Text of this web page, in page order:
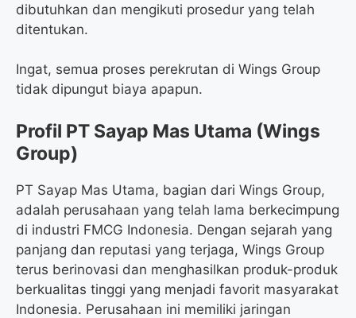
dibutuhkan dan mengikuti prosedur yang telah
ditentukan.
Ingat, semua proses perekrutan di Wings Group
tidak dipungut biaya apapun.
Profil PT Sayap Mas Utama (Wings
Group)
PT Sayap Mas Utama, bagian dari Wings Group,
adalah perusahaan yang telah lama berkecimpung
di industri FMCG Indonesia. Dengan sejarah yang
panjang dan reputasi yang terjaga, Wings Group
terus berinovasi dan menghasilkan produk-produk
berkualitas tinggi yang menjadi favorit masyarakat
Indonesia. Perusahaan ini memiliki jaringan